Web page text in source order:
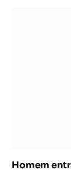
Homem